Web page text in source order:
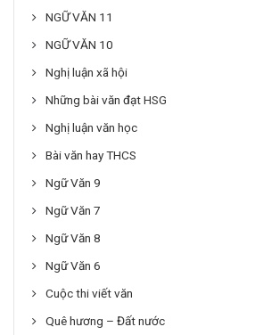
NGỮ VĂN 11
NGỮ VĂN 10
Nghị luận xã hội
Những bài văn đạt HSG
Nghị luận văn học
Bài văn hay THCS
Ngữ Văn 9
Ngữ Văn 7
Ngữ Văn 8
Ngữ Văn 6
Cuộc thi viết văn
Quê hương – Đất nước